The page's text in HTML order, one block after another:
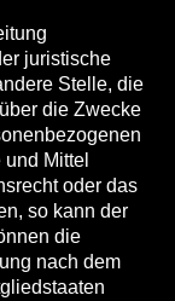
juristische
Stelle, die
die Zwecke
Mittel
oder das
so kann der
die
nach dem